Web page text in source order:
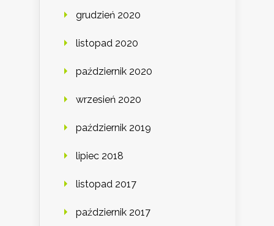
grudzień 2020
listopad 2020
październik 2020
wrzesień 2020
październik 2019
lipiec 2018
listopad 2017
październik 2017